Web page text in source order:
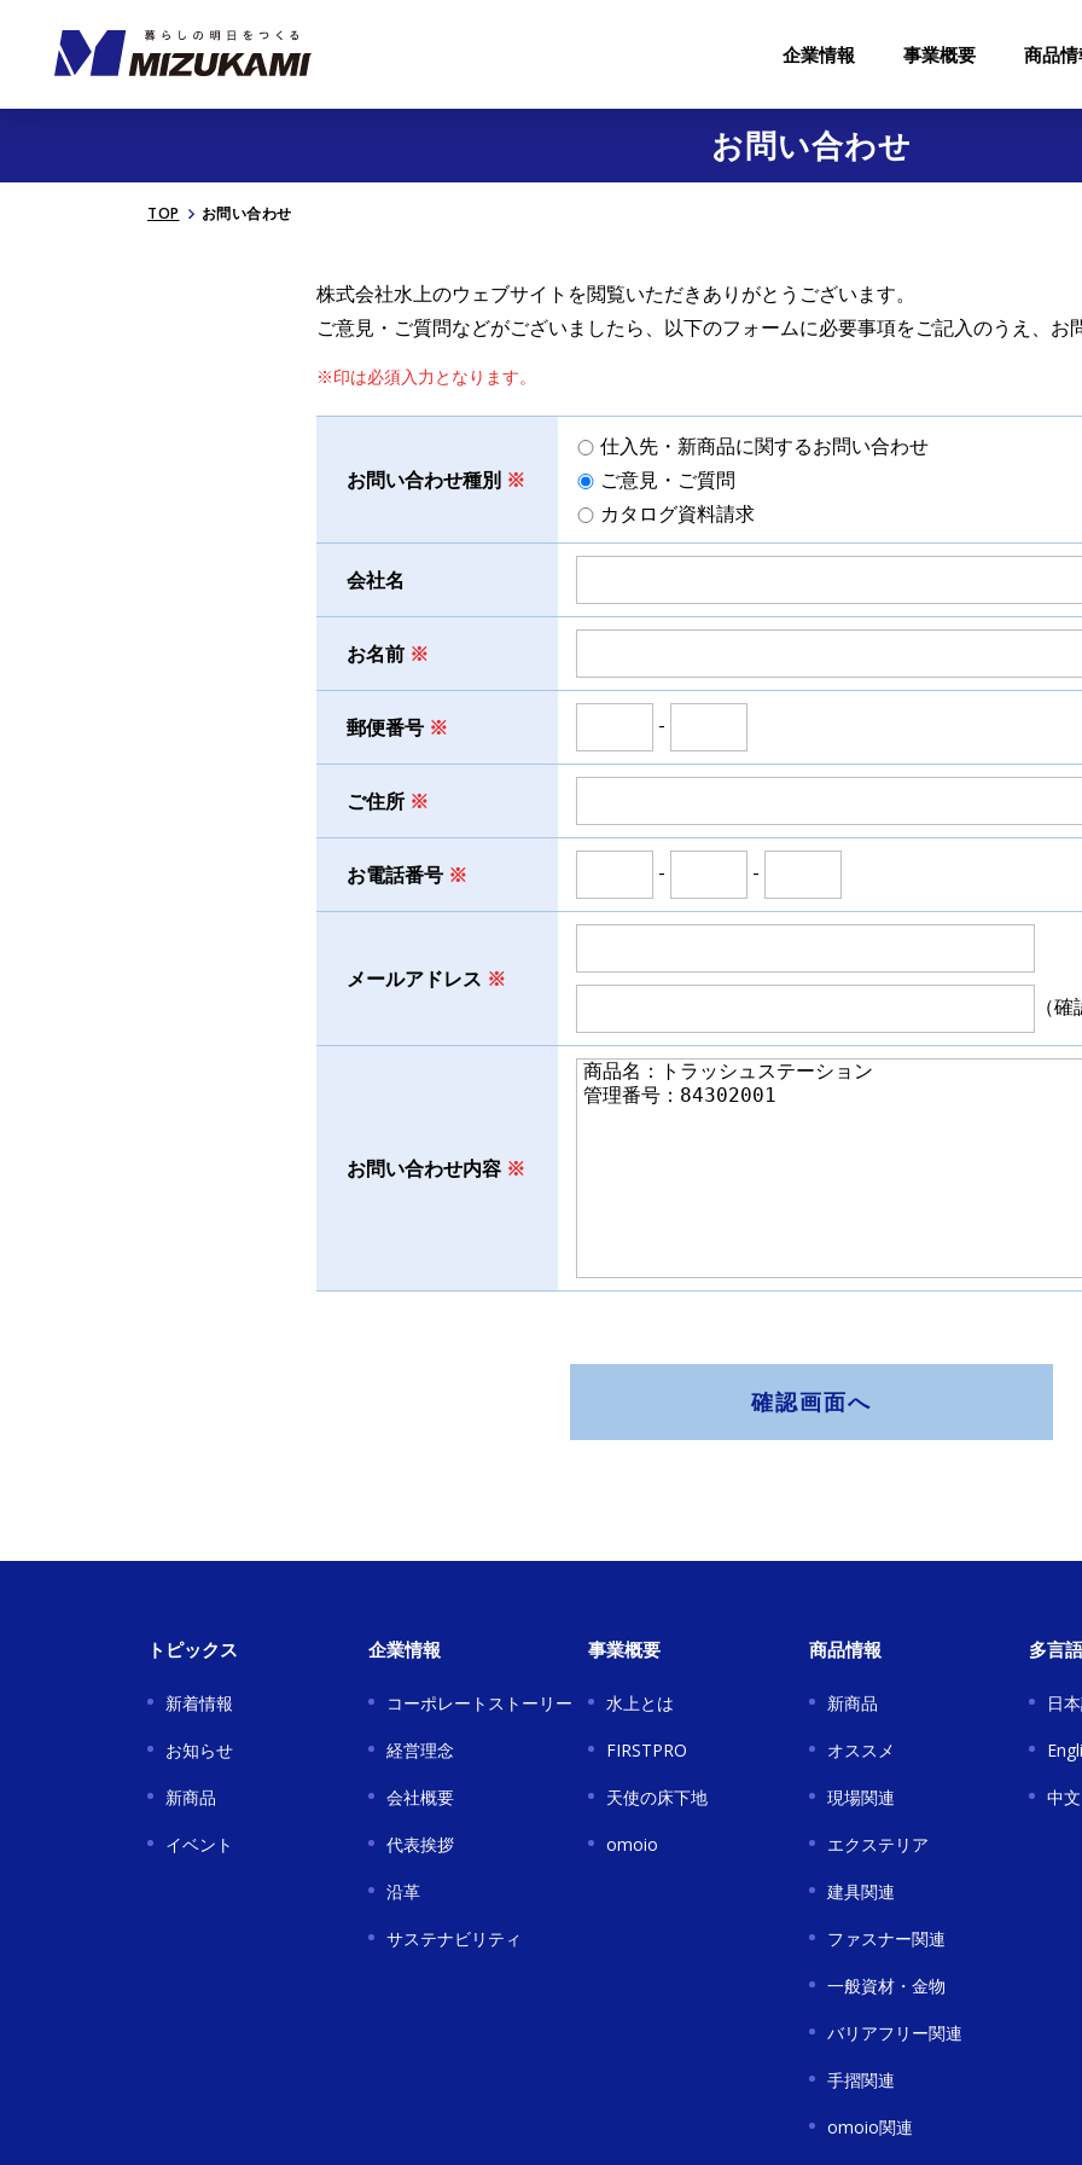
企業情報 事業概要 商品
お問い合わせ
TOP お問い合わせ
株式会社⽔上のウェブサイトを閲覧いただきありがとうございます。
ご意⾒・ご質問などがございましたら、以下のフォームに必要事項をご記入のうえ、お
※印は必須入⼒となります。
お問い合わせ種別
仕入先・新商品に関するお問い合わせ
ご意見・ご質問
カタログ資料請求
会社名
お名前
郵便番号 -
ご住所
お電話番号 - -
メールアドレス
（
お問い合わせ内容
確認画面へ
トピックス
新着情報
お知らせ
新商品
イベント
企業情報
コーポレートストーリー
経営理念
会社概要
代表挨拶
沿革
サステナビリティ
事業概要
水上とは
FIRSTPRO
天使の床下地
omoio
商品情報
新商品
オススメ
現場関連
エクステリア
建具関連
ファスナー関連
一般資材・金物
バリアフリー関連
手摺関連
omoio関連
多言
日
中文